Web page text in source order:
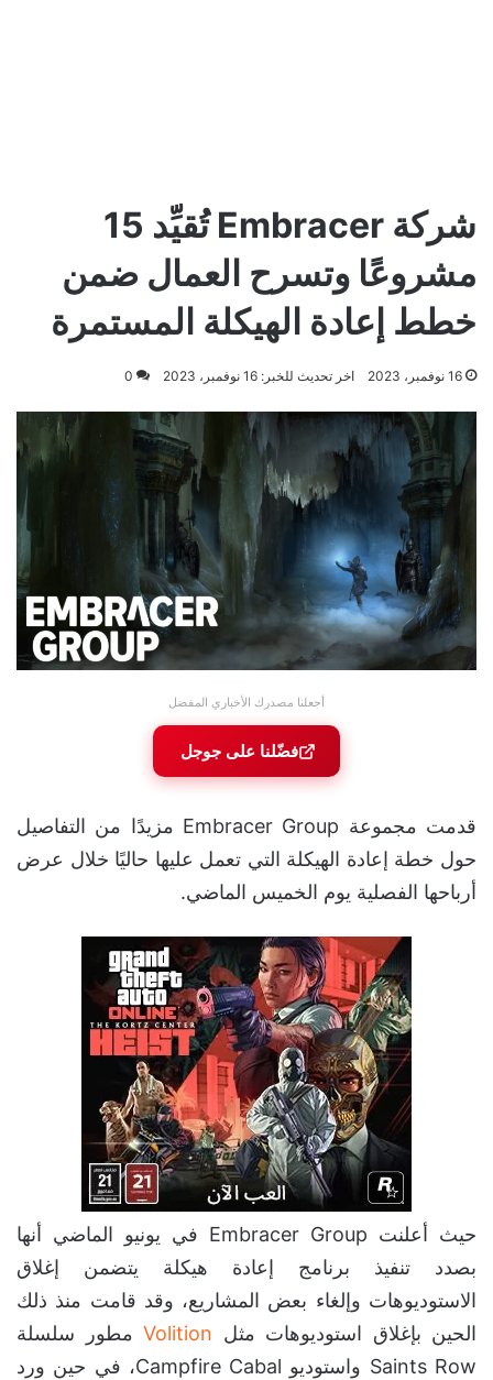
شركة Embracer تُقيِّد 15
مشروعًا وتسرح العمال ضمن
خطط إعادة الهيكلة المستمرة
16 نوفمبر، 2023 اخر تحديث للخبر: 16 نوفمبر، 2023 0
أجعلنا مصدرك الأخباري المفضل
فضّلنا على جوجل
قدمت مجموعة Embracer Group مزيدًا من التفاصيل
حول خطة إعادة الهيكلة التي تعمل عليها حاليًا خلال عرض
أرباحها الفصلية يوم الخميس الماضي.
حيث أعلنت Embracer Group في يونيو الماضي أنها
بصدد تنفيذ برنامج إعادة هيكلة يتضمن إغلاق
الاستوديوهات وإلغاء بعض المشاريع، وقد قامت منذ ذلك
الحين بإغلاق استوديوهات مثل Volition مطور سلسلة
Saints Row واستوديو Campfire Cabal، في حين ورد